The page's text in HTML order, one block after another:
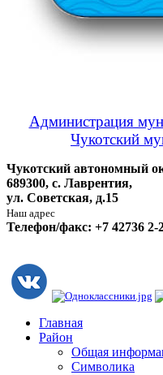
Администрация
Чукотский
Чукотский автономный
689300, с. Лаврентия,
ул. Советская, д.15
Наш адрес
Телефон/факс: +7 42736 2-
Главная
Район
Общая
Символика